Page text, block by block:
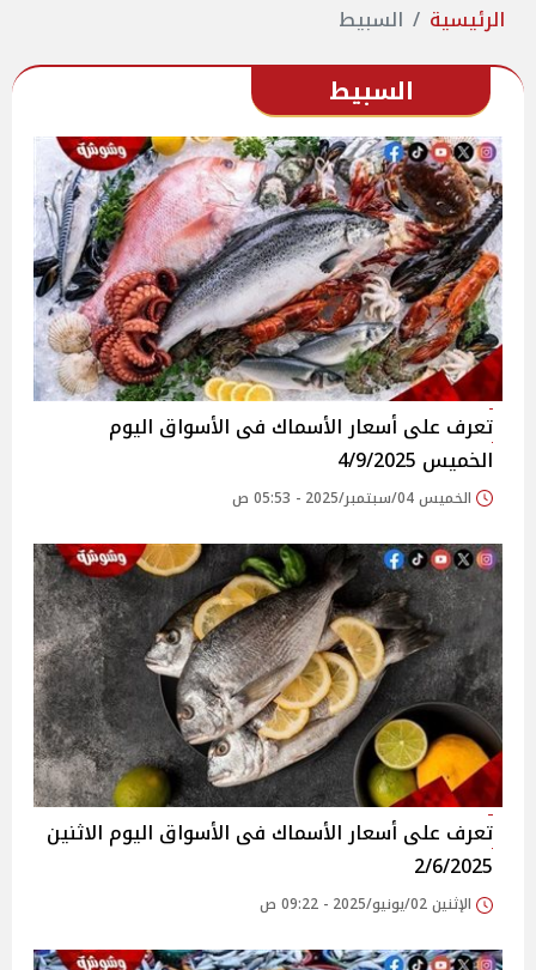
الرئيسية السبيط
السبيط
تعرف على أسعار الأسماك فى الأسواق‎‎ اليوم
الخميس 4/9/2025
الخميس 04/سبتمبر/2025 - 05:53 ص
تعرف على أسعار الأسماك فى الأسواق‎‎ اليوم الاثنين
2/6/2025
الإثنين 02/يونيو/2025 - 09:22 ص